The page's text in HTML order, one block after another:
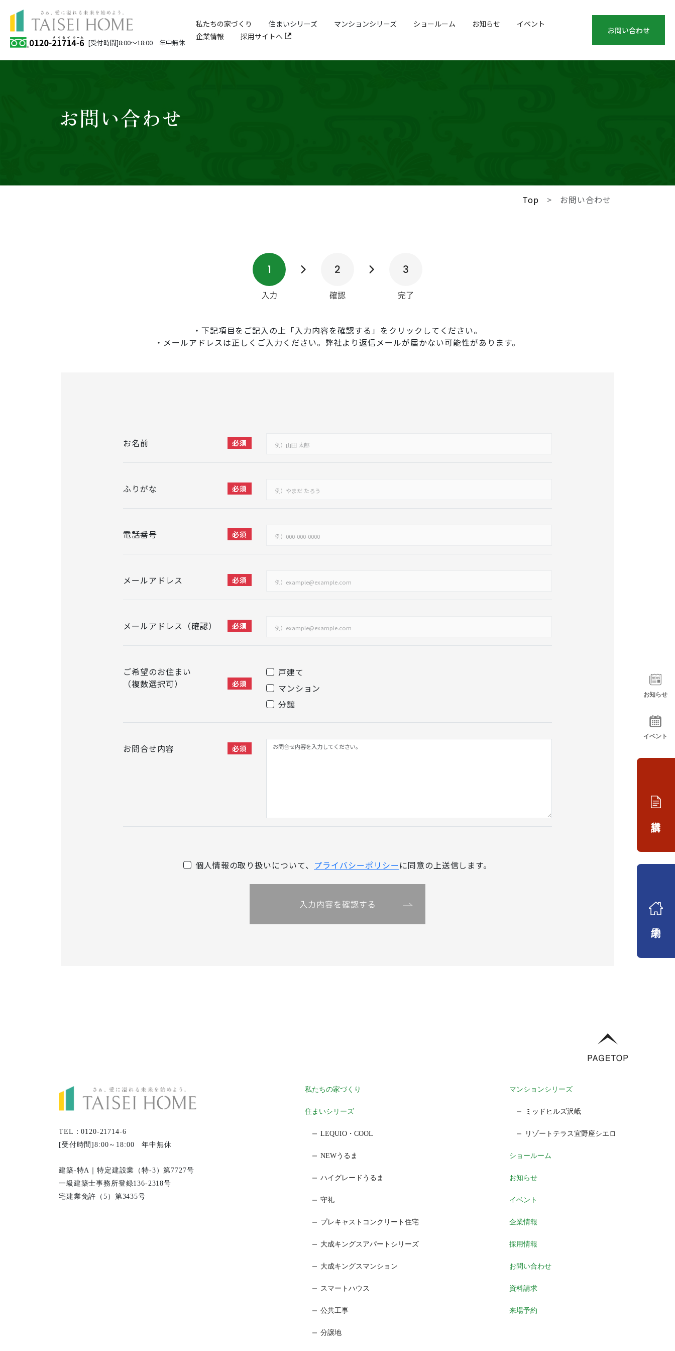
[受付時間]8:00～18:00 年中無休
私たちの家づくり 住まいシリーズ マンションシリーズ ショールーム お知らせ
イベント
企業情報
採用サイトへ
お問い合わせ
お知らせ
イベント
お問い合わせ
Top お問い合わせ
・下記項目をご記入の上「入力内容を確認する」をクリックしてください。
・メールアドレスは正しくご入力ください。弊社より返信メールが届かない可能性があります。
お名前 必須
ふりがな 必須
電話番号 必須
メールアドレス 必須
メールアドレス（確認） 必須
ご希望のお住まい
（複数選択可）
必須
戸建て
マンション
分譲
お問合せ内容 必須
個人情報の取り扱いについて、 プライバシーポリシー に同意の上送信します。
TEL：0120-21714-6
[受付時間]8:00～18:00 年中無休
建築-特A｜特定建設業（特-3）第7727号
一級建築士事務所登録136-2318号
宅建業免許（5）第3435号
私たちの家づくり
住まいシリーズ
LEQUIO・COOL
NEWうるま
ハイグレードうるま
守礼
プレキャストコンクリート住宅
大成キングスアパートシリーズ
大成キングスマンション
スマートハウス
公共工事
分譲地
マンションシリーズ
ミッドヒルズ沢岻
リゾートテラス宜野座シエロ
ショールーム
お知らせ
イベント
企業情報
採用情報
お問い合わせ
資料請求
来場予約